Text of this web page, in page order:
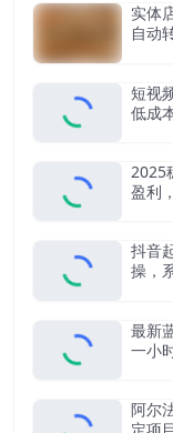
实体
自动
短视
低成
2025
盈利
抖音
操，
最新
一小
阿尔